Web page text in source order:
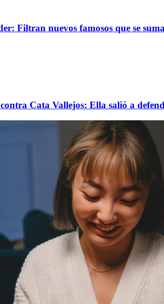
Filtran nuevos famosos que se
Cata Vallejos: Ella salió a